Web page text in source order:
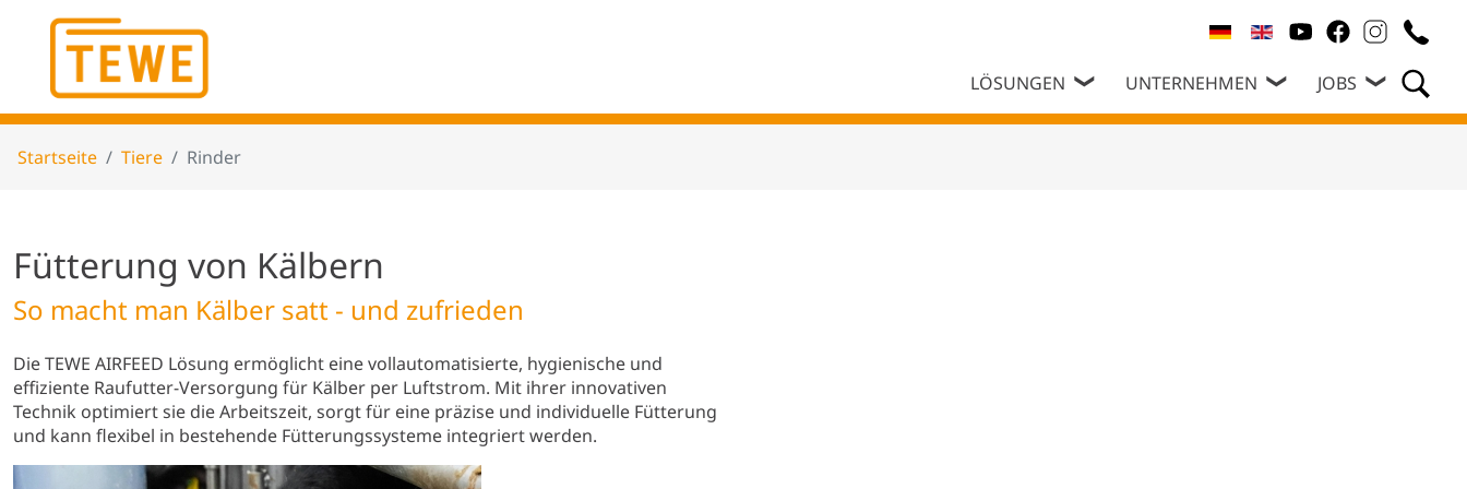
LÖSUNGEN UNTERNEHMEN JOBS
Startseite Tiere Rinder
Fütterung von Kälbern
So macht man Kälber satt - und zufrieden
Die TEWE AIRFEED Lösung ermöglicht eine vollautomatisierte, hygienische und
effiziente Raufutter-Versorgung für Kälber per Luftstrom. Mit ihrer innovativen
Technik optimiert sie die Arbeitszeit, sorgt für eine präzise und individuelle Fütterung
und kann flexibel in bestehende Fütterungssysteme integriert werden.